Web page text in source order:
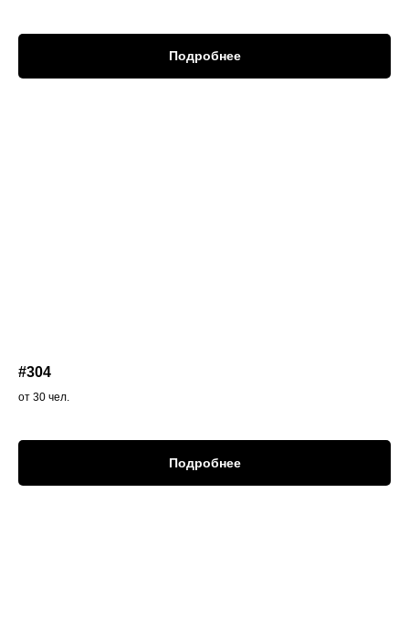
Подробнее
#304
от 30 чел.
Подробнее